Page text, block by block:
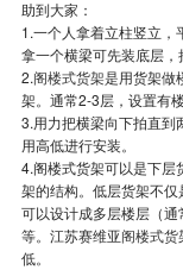
助到大家：
1.一个人拿着立柱竖立，
拿一个横梁可先装底层，
2.阁楼式货架是用货架做
架。通常2-3层，设置有
3.用力把横梁向下拍直到
用高低进行安装。
4.阁楼式货架可以是下层
架的结构。低层货架不仅
可以设计成多层楼层（
等。江苏赛维亚阁楼式货
低。